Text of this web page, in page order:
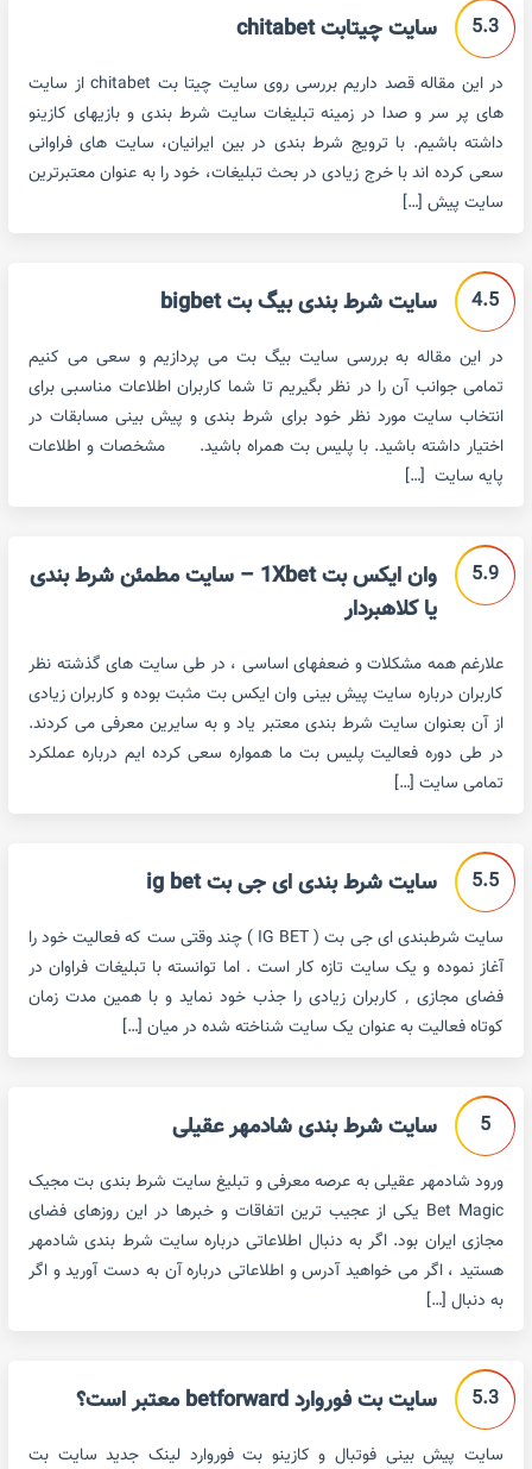
5.3 سایت چیتابت chitabet
در این مقاله قصد داریم بررسی روی سایت چیتا بت chitabet از سایت
های پر سر و صدا در زمینه تبلیغات سایت شرط بندی و بازیهای کازینو
داشته باشیم. با ترویج شرط بندی در بین ایرانیان، سایت های فراوانی
سعی کرده اند با خرج زیادی در بحث تبلیغات، خود را به عنوان معتبرترین
سایت پیش […]
4.5 سایت شرط بندی بیگ بت bigbet
در این مقاله به بررسی سایت بیگ بت می پردازیم و سعی می کنیم
تمامی جوانب آن را در نظر بگیریم تا شما کاربران اطلاعات مناسبی برای
انتخاب سایت مورد نظر خود برای شرط بندی و پیش بینی مسابقات در
اختیار داشته باشید. با پلیس بت همراه باشید. مشخصات و اطلاعات
پایه سایت […]
5.9
وان ایکس بت 1Xbet – سایت مطمئن شرط بندی
یا کلاهبردار
علارغم همه مشکلات و ضعفهای اساسی ، در طی سایت های گذشته نظر
کاربران درباره سایت پیش بینی وان ایکس بت مثبت بوده و کاربران زیادی
از آن بعنوان سایت شرط بندی معتبر یاد و به سایرین معرفی می کردند.
در طی دوره فعالیت پلیس بت ما همواره سعی کرده ایم درباره عملکرد
تمامی سایت […]
5.5 سایت شرط بندی ای جی بت ig bet
سایت شرطبندی ای جی بت ( IG BET ) چند وقتی ست که فعالیت خود را
آغاز نموده و یک سایت تازه کار است . اما توانسته با تبلیغات فراوان در
فضای مجازی ٬ کاربران زیادی را جذب خود نماید و با همین مدت زمان
کوتاه فعالیت به عنوان یک سایت شناخته شده در میان […]
5 سایت شرط بندی شادمهر عقیلی
ورود شادمهر عقیلی به عرصه معرفی و تبلیغ سایت شرط بندی بت مجیک
Bet Magic یکی از عجیب ترین اتفاقات و خبرها در این روزهای فضای
مجازی ایران بود. اگر به دنبال اطلاعاتی درباره سایت شرط بندی شادمهر
هستید ، اگر می خواهید آدرس و اطلاعاتی درباره آن به دست آورید و اگر
به دنبال […]
5.3 سایت بت فوروارد betforward معتبر است؟
سایت پیش بینی فوتبال و کازینو بت فوروارد لینک جدید سایت بت